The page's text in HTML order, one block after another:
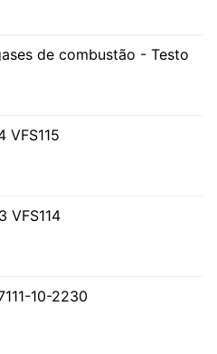
de combustão - Testo
VFS115
VFS114
10-2230